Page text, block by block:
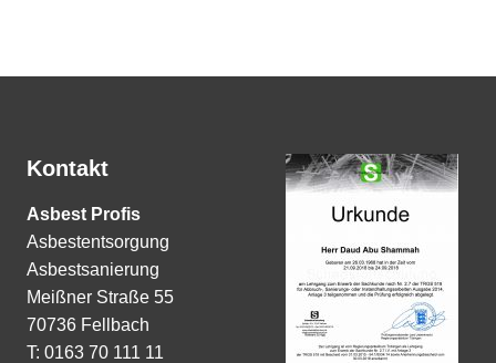
Kontakt
Asbest Profis
Asbestentsorgung
Asbestsanierung
Meißner Straße 55
70736 Fellbach
T: 0163 70 111 11